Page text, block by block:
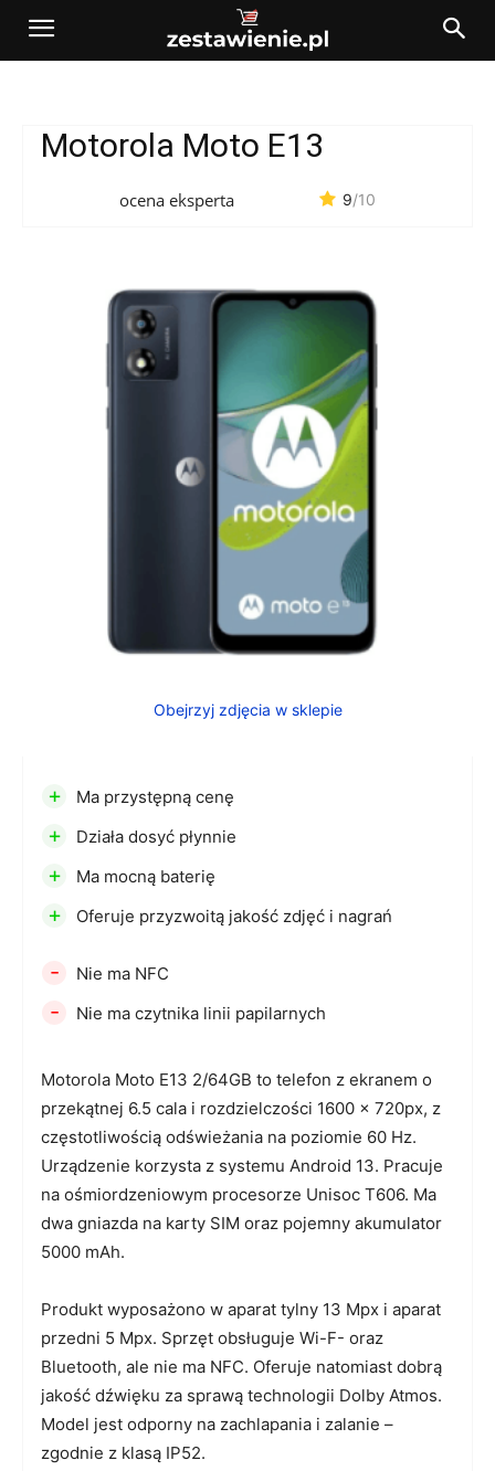
Motorola Moto E13
ocena eksperta 9/10
Obejrzyj zdjęcia w sklepie
Motorola Moto E13 2/64GB to telefon z ekranem o
przekątnej 6.5 cala i rozdzielczości 1600 x 720px, z
częstotliwością odświeżania na poziomie 60 Hz.
Urządzenie korzysta z systemu Android 13. Pracuje
na ośmiordzeniowym procesorze Unisoc T606. Ma
dwa gniazda na karty SIM oraz pojemny akumulator
5000 mAh.
Produkt wyposażono w aparat tylny 13 Mpx i aparat
przedni 5 Mpx. Sprzęt obsługuje Wi-F- oraz
Bluetooth, ale nie ma NFC. Oferuje natomiast dobrą
jakość dźwięku za sprawą technologii Dolby Atmos.
Model jest odporny na zachlapania i zalanie –
zgodnie z klasą IP52.
+ Ma przystępną cenę
+ Działa dosyć płynnie
+ Ma mocną baterię
+ Oferuje przyzwoitą jakość zdjęć i nagrań
- Nie ma NFC
- Nie ma czytnika linii papilarnych